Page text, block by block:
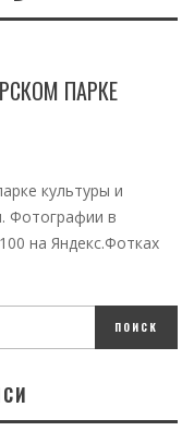
ПАРКЕ
культуры и
Фотографии в
на Яндекс.Фотках